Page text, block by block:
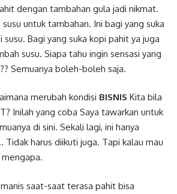
dengan tambahan gula jadi nikmat.
untuk tambahan. Ini bagi yang suka
Bagi yang suka kopi pahit ya juga
susu. Siapa tahu ingin sensasi yang
Semuanya boleh-boleh saja.
merubah kondisi BISNIS Kita bila
Inilah yang coba Saya tawarkan untuk
di sini. Sekali lagi, ini hanya
Tidak harus diikuti juga. Tapi kalau mau
saat-saat terasa pahit bisa